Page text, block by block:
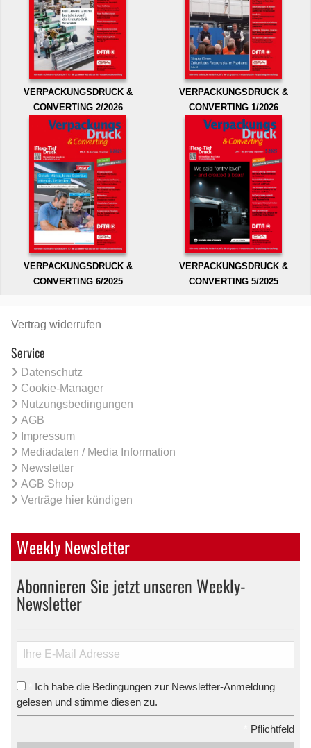
VERPACKUNGSDRUCK &
CONVERTING 2/2026
VERPACKUNGSDRUCK &
CONVERTING 1/2026
VERPACKUNGSDRUCK &
CONVERTING 6/2025
VERPACKUNGSDRUCK &
CONVERTING 5/2025
Vertrag widerrufen
Service
Datenschutz
Cookie-Manager
Nutzungsbedingungen
AGB
Impressum
Mediadaten / Media Information
Newsletter
AGB Shop
Verträge hier kündigen
Weekly Newsletter
Abonnieren Sie jetzt unseren Weekly-
Newsletter
Ich habe die Bedingungen zur Newsletter-Anmeldung
gelesen und stimme diesen zu.
Pflichtfeld